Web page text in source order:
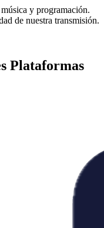
y programación.
de nuestra transmisión.
Plataformas